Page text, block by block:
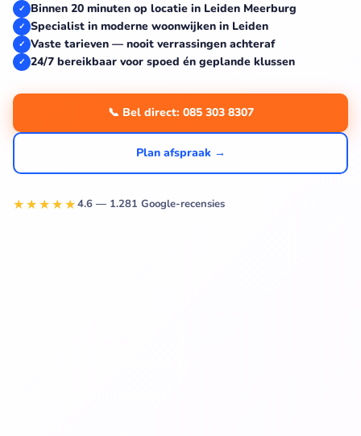
✓ Binnen 20 minuten op locatie in Leiden Meerburg
✓ Specialist in moderne woonwijken in Leiden
✓ Vaste tarieven — nooit verrassingen achteraf
✓ 24/7 bereikbaar voor spoed én geplande klussen
📞 Bel direct: 085 303 8307
Plan afspraak →
★★★★★4.6 — 1.281 Google-recensies